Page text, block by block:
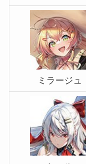
ミラージュ